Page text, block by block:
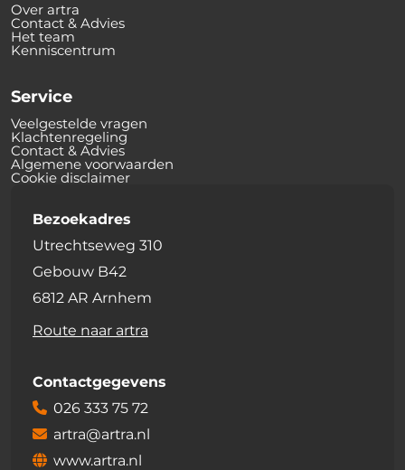
Over artra
Contact & Advies
Het team
Kenniscentrum
Service
Veelgestelde vragen
Klachtenregeling
Contact & Advies
Algemene voorwaarden
Cookie disclaimer
Bezoekadres
Utrechtseweg 310
Gebouw B42
6812 AR Arnhem
Route naar artra
Contactgegevens
026 333 75 72
artra@artra.nl
www.artra.nl